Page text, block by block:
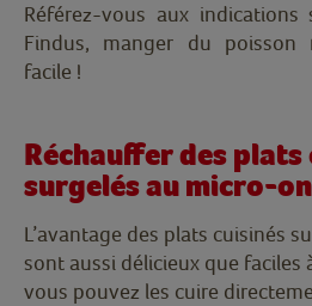
Référez-vous aux indications
Findus, manger du poisson
facile !
Réchauffer des plats
surgelés au micro-
L’avantage des plats cuisinés
sont aussi délicieux que faciles
vous pouvez les cuire